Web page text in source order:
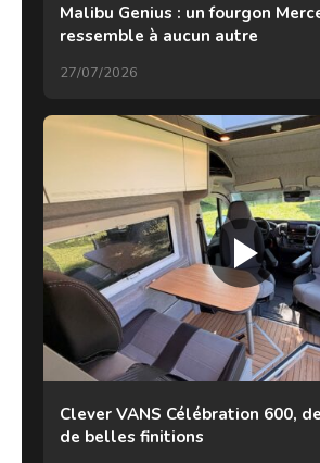
Malibu Genius : un fourgon
ressemble à aucun autre
27/07/2026
Clever VANS Célébration 600,
de belles finitions